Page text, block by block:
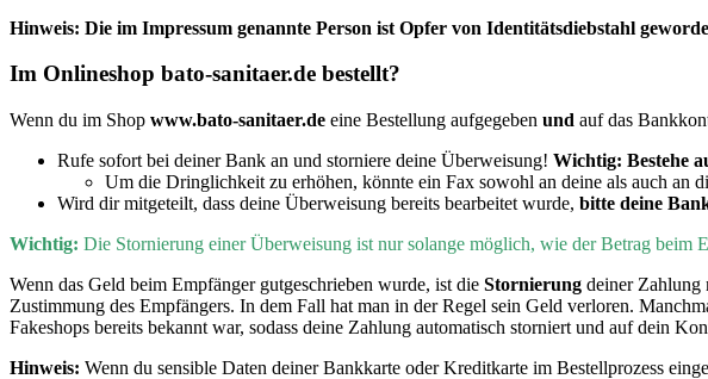
Hinweis: Die im Impressum genannte Person ist Opfer von Identitätsdiebstahl
Im Onlineshop bato-sanitaer.de bestellt?
Wenn du im Shop www.bato-sanitaer.de eine Bestellung aufgegeben und auf das
Rufe sofort bei deiner Bank an und storniere deine Überweisung! Wichtig: Bestehe
Um die Dringlichkeit zu erhöhen, könnte ein Fax sowohl an deine als auch an
Wird dir mitgeteilt, dass deine Überweisung bereits bearbeitet wurde, bitte deine
Wichtig: Die Stornierung einer Überweisung ist nur solange möglich, wie der Betrag beim
Wenn das Geld beim Empfänger gutgeschrieben wurde, ist die Stornierung deiner Zahlung
Zustimmung des Empfängers. In dem Fall hat man in der Regel sein Geld verloren.
Fakeshops bereits bekannt war, sodass deine Zahlung automatisch storniert und auf dein
Hinweis: Wenn du sensible Daten deiner Bankkarte oder Kreditkarte im Bestellprozess